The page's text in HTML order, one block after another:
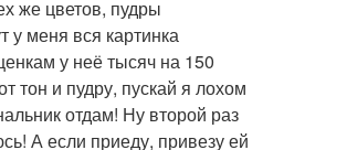
же цветов, пудры
у меня вся картинка
у неё тысяч на 150
тон и пудру, пускай я лохом
отдам! Ну второй раз
А если приеду, привезу ей